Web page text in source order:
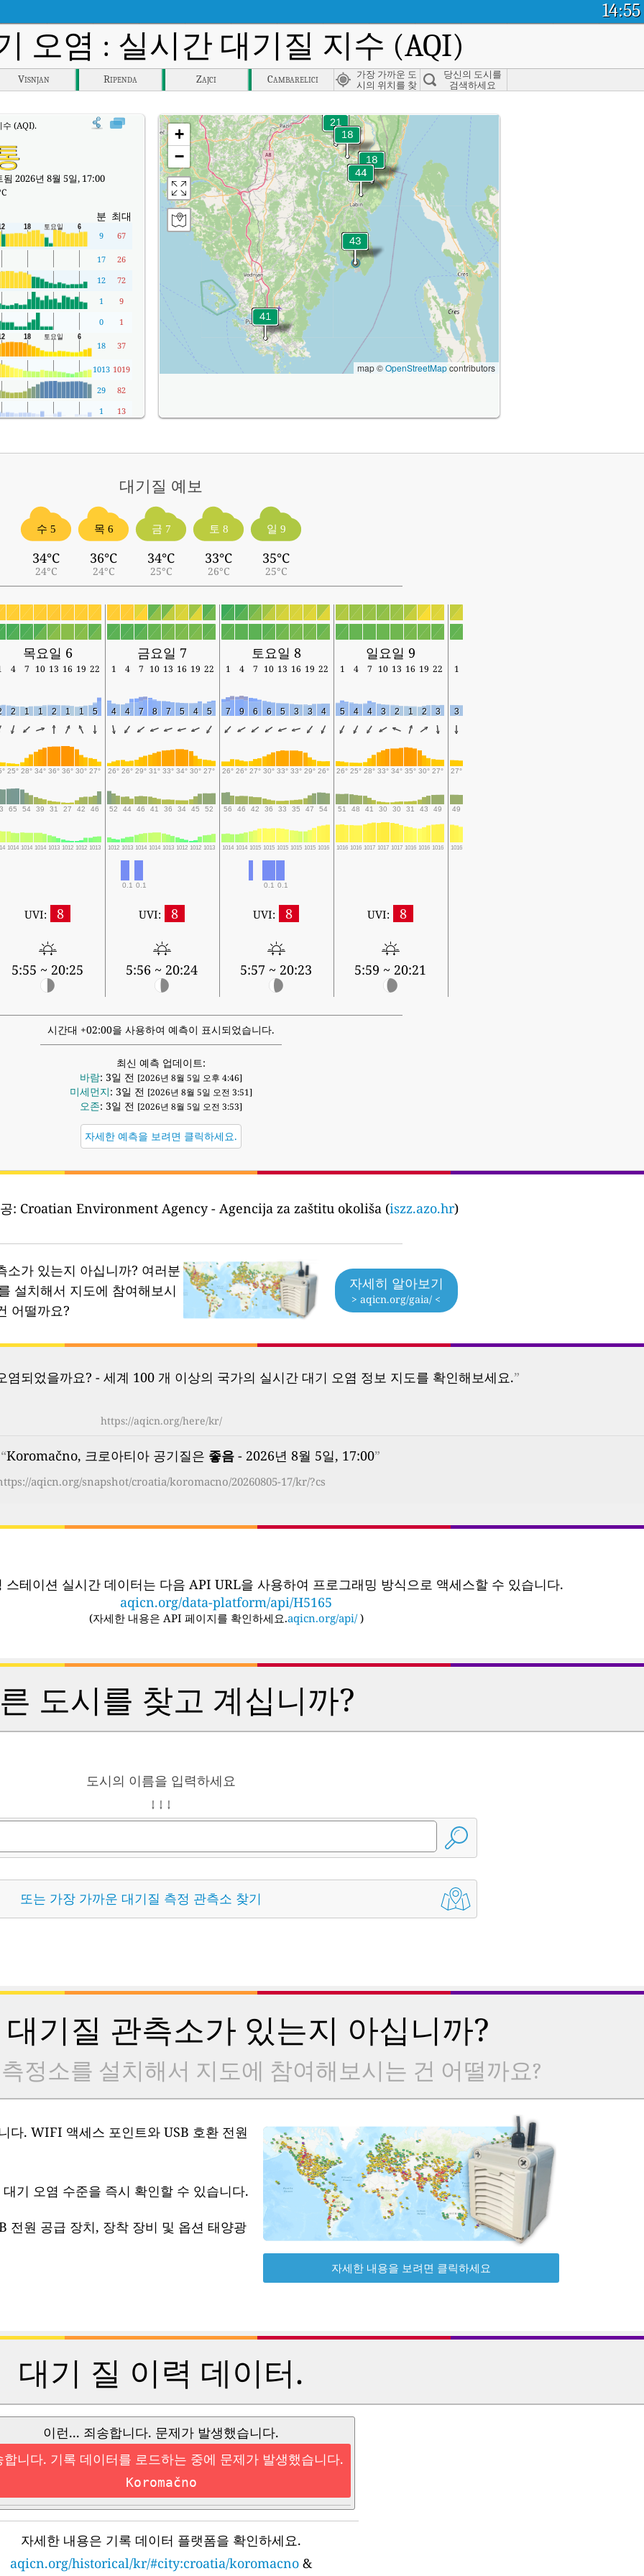
14:55
오염 : 실시간 대기질 지수 (AQI)
Visnjan Ripenda Zajci Cambarelici
가장 가까운 도
시의 위치를 찾
당신의 도시를
검색하세요
(AQI).
2026년 8월 5일, 17:00
분 최대
9 67
17
26
12
72
1
9
0
1
18 37
1013 1019
29
82
1
13
+
−
map ©OpenStreetMapcontributors
대기질 예보
수 5
34°C
24°C
목 6
36°C
24°C
금 7
34°C
25°C
토 8
33°C
26°C
일 9
35°C
25°C
목요일 6 금요일 7 토요일 8 일요일 9
4 7 10 13 16 19 22 1 4 7 10 13 16 19 22 1 4 7 10 13 16 19 22 1 4 7 10 13 16 19 22 1
2 1 1 2 1 1 5 4 4 7 8 7 5 4 5 7 9 6 6 5 3 3 4 5 4 4 3 2 1 2 3 3
25° 28° 34° 36° 36° 30° 27° 26° 26° 29° 31° 33° 34° 30° 27° 26° 26° 27° 30° 33° 33° 29° 26° 26° 25° 28° 33° 34° 35° 30° 27° 27°
65 54 39 31 27 42 46 52 44 46 41 36 34 45 52 56 46 42 36 33 35 47 54 51 48 41 30 30 31 43 49 49
1014 1014 1014 1013 1012 1012 1013 1012 1013 1014 1014 1013 1012 1012 1013 1014 1014 1015 1015 1015 1015 1015 1016 1016 1016 1017 1017 1017 1016 1016 1016 1016
0.1 0.1 0.1 0.1
UVI: 8
5:55 ~ 20:25
UVI: 8
5:56 ~ 20:24
UVI: 8
5:57 ~ 20:23
UVI: 8
5:59 ~ 20:21
시간대 +02:00을 사용하여 예측이 표시되었습니다.
최신 예측 업데이트:
바람: 3일 전 [2026년 8월 5일 오후 4:46]
미세먼지: 3일 전 [2026년 8월 5일 오전 3:51]
오존: 3일 전 [2026년 8월 5일 오전 3:53]
자세한 예측을 보려면 클릭하세요.
: Croatian Environment Agency - Agencija za zaštitu okoliša (iszz.azo.hr)
소가 있는지 아십니까? 여러분
설치해서 지도에 참여해보시
어떨까요?
자세히 알아보기
> aqicn.org/gaia/ <
염되었을까요? - 세계 100 개 이상의 국가의 실시간 대기 오염 정보 지도를 확인해보세요.”
https://aqicn.org/here/kr/
Koromačno, 크로아티아 공기질은 좋음 - 2026년 8월 5일, 17:00”
aqicn.org/snapshot/croatia/koromacno/20260805-17/kr/?cs
스테이션 실시간 데이터는 다음 API URL을 사용하여 프로그래밍 방식으로 액세스할 수 있습니다.
aqicn.org/data-platform/api/H5165
(자세한 내용은 API 페이지를 확인하세요.aqicn.org/api/ )
도시를 찾고 계십니까?
도시의 이름을 입력하세요
↓ ↓ ↓
또는 가장 가까운 대기질 측정 관측소 찾기
기질 관측소가 있는지 아십니까?
정소를 설치해서 지도에 참여해보시는 건 어떨까요?
다. WIFI 액세스 포인트와 USB 호환 전원
기 오염 수준을 즉시 확인할 수 있습니다.
전원 공급 장치, 장착 장비 및 옵션 태양광
자세한 내용을 보려면 클릭하세요
대기 질 이력 데이터.
이런... 죄송합니다. 문제가 발생했습니다.
합니다. 기록 데이터를 로드하는 중에 문제가 발생했습니다.
Koromačno
자세한 내용은 기록 데이터 플랫폼을 확인하세요.
aqicn.org/historical/kr/#city:croatia/koromacno &